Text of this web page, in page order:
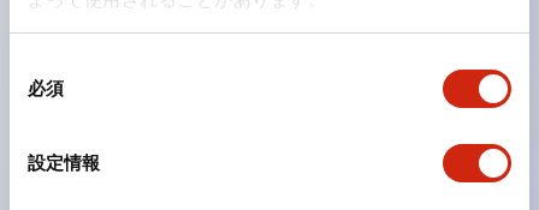
必須
設定情報
の点灯/消灯の認識および、点灯時のランプ色の識別が
ISO 3864-4安全色に対応。危険時や緊急事態時の色表
現がより明確・鮮明で、より多くの方が識別可能に。